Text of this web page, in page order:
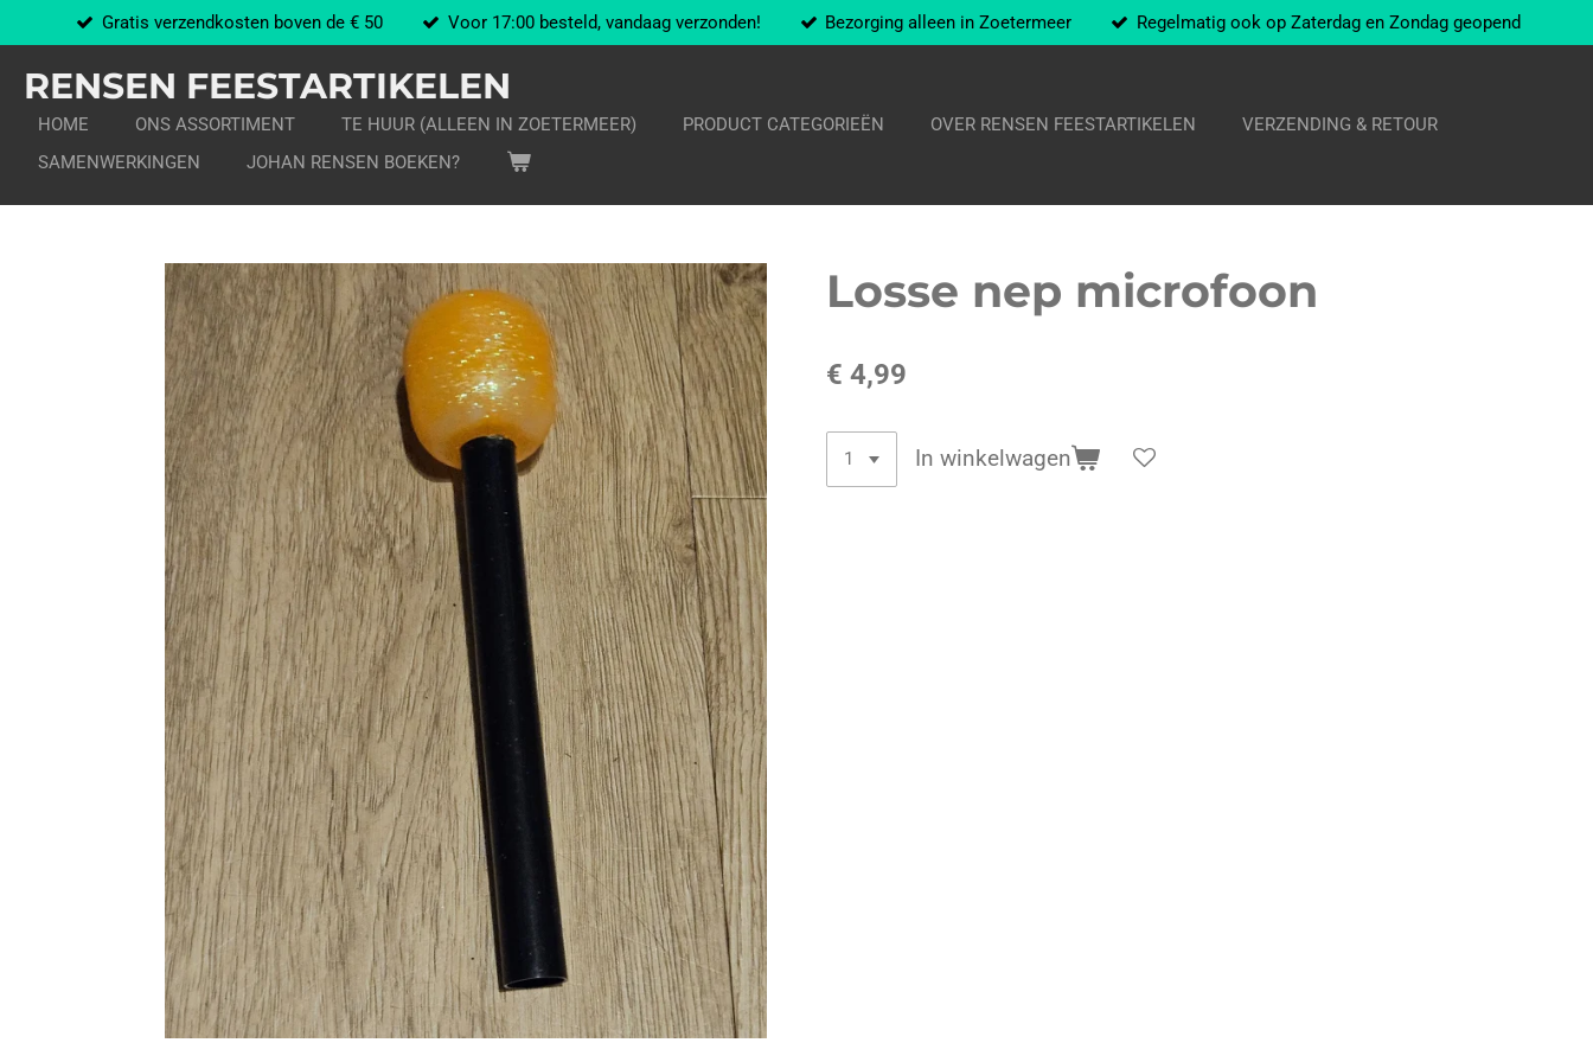
direct
naar
de
hoofdinhoud
Gratis verzendkosten boven de € 50 Voor 17:00 besteld, vandaag verzonden! Bezorging alleen in Zoetermeer Regelmatig ook op Zaterdag en Zondag geopend
RENSEN FEESTARTIKELEN
HOME ONS ASSORTIMENT TE HUUR (ALLEEN IN ZOETERMEER) PRODUCT CATEGORIEËN OVER RENSEN FEESTARTIKELEN
VERZENDING & RETOUR
SAMENWERKINGEN
JOHAN RENSEN BOEKEN?
Losse nep microfoon
€ 4,99
In winkelwagen